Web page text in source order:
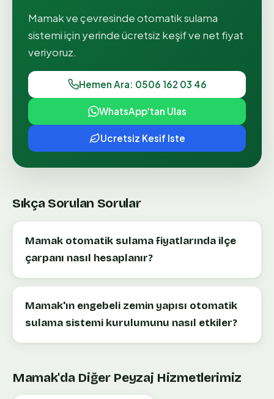
Mamakve çevresindeotomatik sulama
sistemiiçin yerinde ücretsiz keşif ve net fiyat
veriyoruz.
Hemen Ara: 0506 162 03 46
WhatsApp'tan Ulas
Ucretsiz Kesif Iste
Sıkça Sorulan Sorular
Mamak otomatik sulama fiyatlarında ilçe
çarpanı nasıl hesaplanır?
Mamak'ın engebeli zemin yapısı otomatik
sulama sistemi kurulumunu nasıl etkiler?
Mamak'da Diğer Peyzaj Hizmetlerimiz